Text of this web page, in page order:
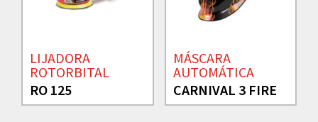
LIJADORA
ROTORBITAL
RO 125
MÁSCARA
AUTOMÁTICA
CARNIVAL 3 FIRE